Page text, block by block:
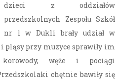
dzieci z oddziałów
przedszkolnych Zespołu Szkół
nr 1 w Dukli brały udział w
pląsy przy muzyce sprawiły im
węże i pociągi
chętnie bawiły się